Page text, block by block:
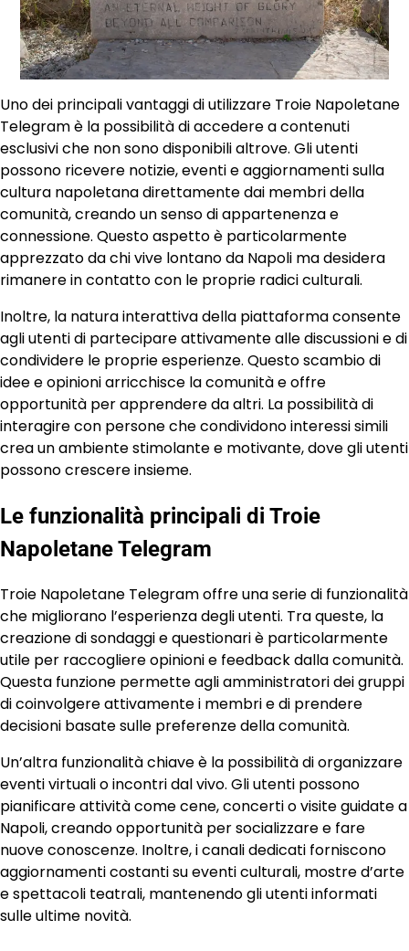
Uno dei principali vantaggi di utilizzare Troie Napoletane
Telegram è la possibilità di accedere a contenuti
esclusivi che non sono disponibili altrove. Gli utenti
possono ricevere notizie, eventi e aggiornamenti sulla
cultura napoletana direttamente dai membri della
comunità, creando un senso di appartenenza e
connessione. Questo aspetto è particolarmente
apprezzato da chi vive lontano da Napoli ma desidera
rimanere in contatto con le proprie radici culturali.
Inoltre, la natura interattiva della piattaforma consente
agli utenti di partecipare attivamente alle discussioni e di
condividere le proprie esperienze. Questo scambio di
idee e opinioni arricchisce la comunità e offre
opportunità per apprendere da altri. La possibilità di
interagire con persone che condividono interessi simili
crea un ambiente stimolante e motivante, dove gli utenti
possono crescere insieme.
Le funzionalità principali di Troie
Napoletane Telegram
Troie Napoletane Telegram offre una serie di funzionalità
che migliorano l’esperienza degli utenti. Tra queste, la
creazione di sondaggi e questionari è particolarmente
utile per raccogliere opinioni e feedback dalla comunità.
Questa funzione permette agli amministratori dei gruppi
di coinvolgere attivamente i membri e di prendere
decisioni basate sulle preferenze della comunità.
Un’altra funzionalità chiave è la possibilità di organizzare
eventi virtuali o incontri dal vivo. Gli utenti possono
pianificare attività come cene, concerti o visite guidate a
Napoli, creando opportunità per socializzare e fare
nuove conoscenze. Inoltre, i canali dedicati forniscono
aggiornamenti costanti su eventi culturali, mostre d’arte
e spettacoli teatrali, mantenendo gli utenti informati
sulle ultime novità.